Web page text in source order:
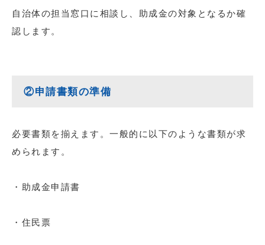
自治体の担当窓口に相談し、助成金の対象となるか確
認します。
②申請書類の準備
必要書類を揃えます。一般的に以下のような書類が求
められます。
・助成金申請書
・住民票